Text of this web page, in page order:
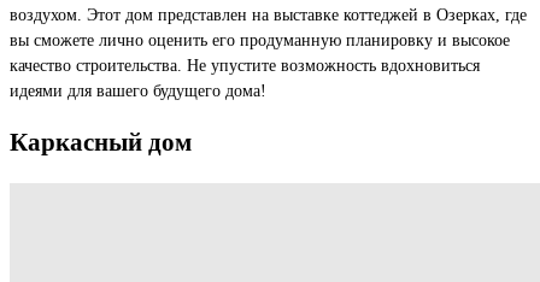
воздухом. Этот дом представлен на выставке коттеджей в Озерках, где
вы сможете лично оценить его продуманную планировку и высокое
качество строительства. Не упустите возможность вдохновиться
идеями для вашего будущего дома!
Каркасный дом